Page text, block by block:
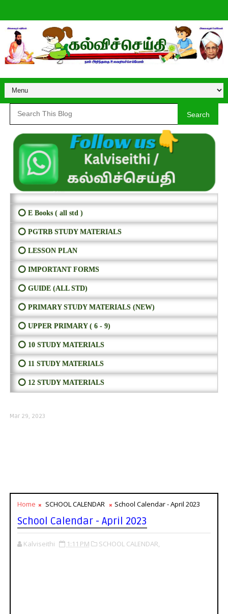
Search
⭕ E Books ( all std )
⭕ PGTRB STUDY MATERIALS
⭕ LESSON PLAN
⭕ IMPORTANT FORMS
⭕ GUIDE (ALL STD)
⭕ PRIMARY STUDY MATERIALS (NEW)
⭕ UPPER PRIMARY ( 6 - 9)
⭕ 10 STUDY MATERIALS
⭕ 11 STUDY MATERIALS
⭕ 12 STUDY MATERIALS
Mar 29, 2023
Home SCHOOL CALENDAR School Calendar - April 2023
School Calendar - April 2023
Kalviseithi 1:11 PM SCHOOL CALENDAR,